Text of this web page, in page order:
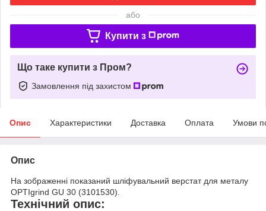
або
Купити з
Що таке купити з Пром?
Замовлення під захистом
Опис Характеристики Доставка Оплата Умови
Опис
На зображенні показаний шліфувальний верстат для металу
OPTIgrind GU 30 (3101530).
Технічний опис: